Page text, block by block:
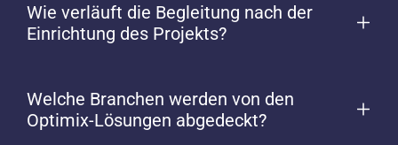
Wie verläuft die Begleitung nach der
Einrichtung des Projekts?
Welche Branchen werden von den
Optimix-Lösungen abgedeckt?